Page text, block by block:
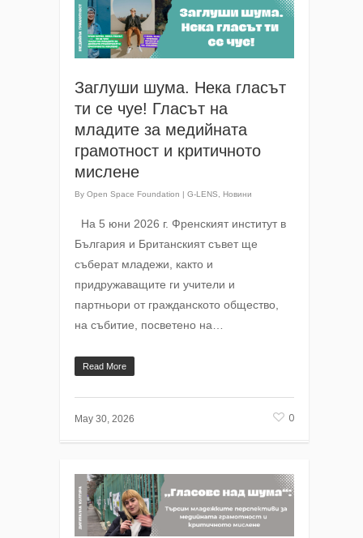
Заглуши шума. Нека гласът
ти се чуе! Гласът на
младите за медийната
грамотност и критичното
мислене
By Open Space Foundation | G-LENS Новини
На 5 юни 2026 г. Френският институт в
България и Британският съвет ще
съберат младежи, както и
придружаващите ги учители и
партньори от гражданското общество,
на събитие, посветено на…
Read More
May 30, 2026 0